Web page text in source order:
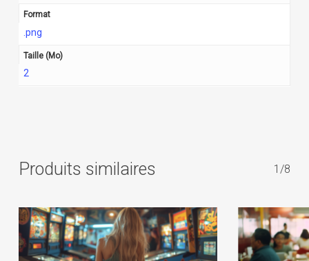
Format
.png
Taille (Mo)
2
Produits similaires 1/8